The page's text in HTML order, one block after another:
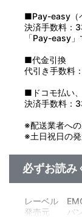
■Pay-easy（
決済手数料：
「Pay-easy
■代金引換
代引き手数料
■ドコモ払い
決済手数料：
※配送業者へ
※土日祝日の発
必ずお読み
レーベル
発売元 バン